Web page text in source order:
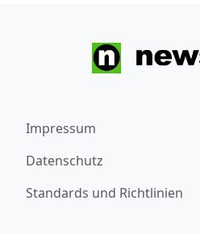
Impressum
Datenschutz
Standards und Richtlinien